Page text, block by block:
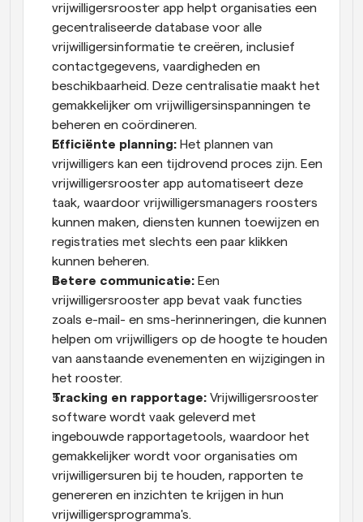
vrijwilligersrooster app helpt organisaties een
gecentraliseerde database voor alle
vrijwilligersinformatie te creëren, inclusief
contactgegevens, vaardigheden en
beschikbaarheid. Deze centralisatie maakt het
gemakkelijker om vrijwilligersinspanningen te
beheren en coördineren.
Efficiënte planning: Het plannen van
vrijwilligers kan een tijdrovend proces zijn. Een
vrijwilligersrooster app automatiseert deze
taak, waardoor vrijwilligersmanagers roosters
kunnen maken, diensten kunnen toewijzen en
registraties met slechts een paar klikken
kunnen beheren.
Betere communicatie: Een
vrijwilligersrooster app bevat vaak functies
zoals e-mail- en sms-herinneringen, die kunnen
helpen om vrijwilligers op de hoogte te houden
van aanstaande evenementen en wijzigingen in
het rooster.
Tracking en rapportage: Vrijwilligersrooster
software wordt vaak geleverd met
ingebouwde rapportagetools, waardoor het
gemakkelijker wordt voor organisaties om
vrijwilligersuren bij te houden, rapporten te
genereren en inzichten te krijgen in hun
vrijwilligersprogramma's.